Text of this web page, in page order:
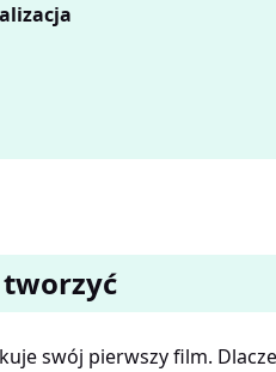
tworzyć
swój pierwszy film.